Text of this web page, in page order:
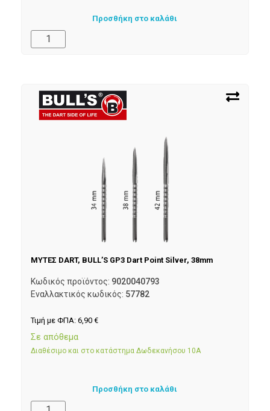
Προσθήκη στο καλάθι
ΜΥΤΕΣ DART, BULL’S GP3 Dart Point Silver, 38mm
Κωδικός προϊόντος: 9020040793
Εναλλακτικός κωδικός: 57782
Τιμή με ΦΠΑ: 6,90 €
Σε απόθεμα
Διαθέσιμο και στο κατάστημα Δωδεκανήσου 10Α
Προσθήκη στο καλάθι